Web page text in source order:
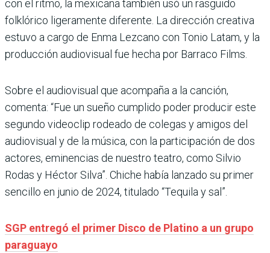
con el ritmo, la mexicana también usó un rasguido
folklórico ligeramente diferente. La dirección creativa
estuvo a cargo de Enma Lezcano con Tonio Latam, y la
producción audiovisual fue hecha por Barraco Films.
Sobre el audiovisual que acompaña a la canción,
comenta: “Fue un sueño cumplido poder producir este
segundo videoclip rodeado de colegas y amigos del
audiovisual y de la música, con la participación de dos
actores, eminencias de nuestro teatro, como Silvio
Rodas y Héctor Silva”. Chiche había lanzado su primer
sencillo en junio de 2024, titulado “Tequila y sal”.
SGP entregó el primer Disco de Platino a un grupo
paraguayo